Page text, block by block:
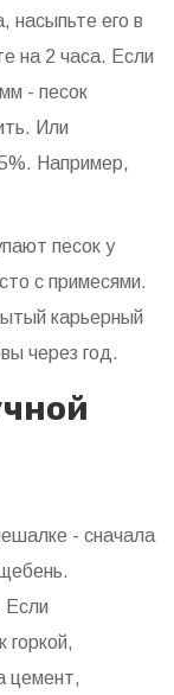
насыпьте его в
на 2 часа. Если
- песок
Или
Например,
песок у
с примесями.
карьерный
через год.
- сначала
Если
горкой,
цемент,